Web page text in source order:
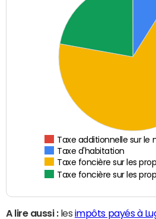
Taxe additionnelle sur le
Taxe d'habitation
Taxe foncière sur les
Taxe foncière sur les
A lire aussi :les impôts payés à